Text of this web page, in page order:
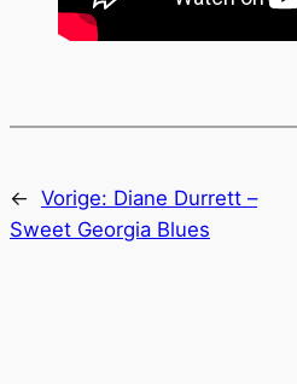
← Vorige: Diane Durrett –
Sweet Georgia Blues